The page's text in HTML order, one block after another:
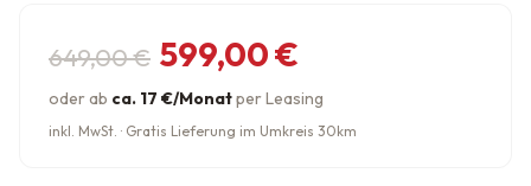
649,00€
Ursprünglicher Preis war:
599,00€
Aktueller Preis ist: 599,00 €.
oder ab ca. 17 €/Monatper Leasing
inkl. MwSt. · Gratis Lieferung im Umkreis 30km